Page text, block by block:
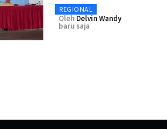
REGIONAL
Oleh Delvin Wandy
baru saja